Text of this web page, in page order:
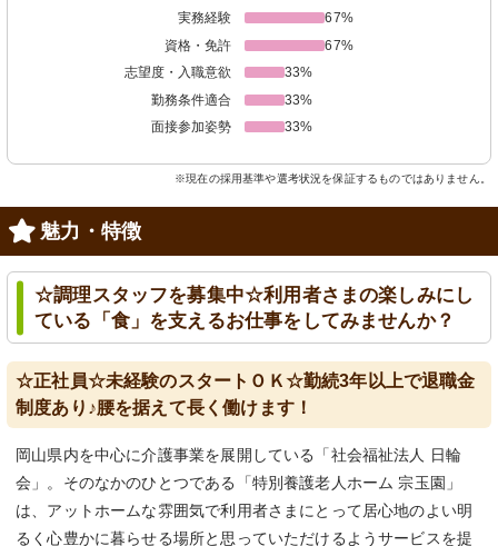
実務経験
67%
資格・免許
67%
志望度・入職意欲
33%
勤務条件適合
33%
面接参加姿勢
33%
※現在の採用基準や選考状況を保証するものではありません。
魅力・特徴
☆調理スタッフを募集中☆利用者さまの楽しみにし
ている「食」を支えるお仕事をしてみませんか？
☆正社員☆未経験のスタートＯＫ☆勤続3年以上で退職金
制度あり♪腰を据えて長く働けます！
岡山県内を中心に介護事業を展開している「社会福祉法人 日輪
会」。そのなかのひとつである「特別養護老人ホーム 宗玉園」
は、アットホームな雰囲気で利用者さまにとって居心地のよい明
るく心豊かに暮らせる場所と思っていただけるようサービスを提